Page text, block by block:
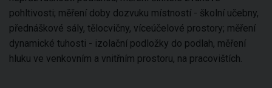
pohltivosti; měření doby dozvuku místností - školní učebny,
přednáškové sály, tělocvičny, víceúčelové prostory; měření
dynamické tuhosti - izolační podložky do podlah, měření
hluku ve venkovním a vnitřním prostoru, na pracovištích.